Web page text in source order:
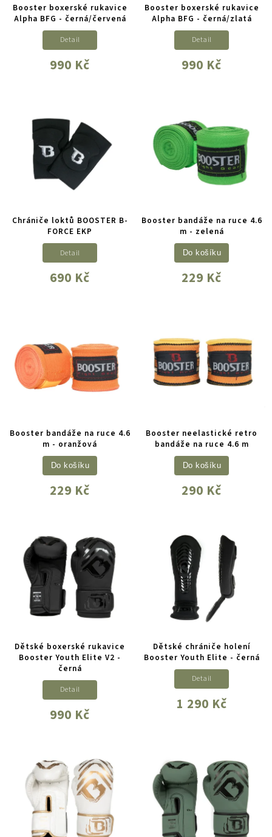
Booster boxerské rukavice
Alpha BFG - černá/červená
990 Kč
Detail
Booster boxerské rukavice
Alpha BFG - černá/zlatá
990 Kč
Detail
Chrániče loktů BOOSTER B-
FORCE EKP
690 Kč
Detail
Booster bandáže na ruce 4.6
m - zelená
229 Kč
Do košíku
Booster bandáže na ruce 4.6
m - oranžová
229 Kč
Do košíku
Booster neelastické retro
bandáže na ruce 4.6 m
290 Kč
Do košíku
Dětské boxerské rukavice
Booster Youth Elite V2 -
černá
990 Kč
Detail
Dětské chrániče holení
Booster Youth Elite - černá
1 290 Kč
Detail